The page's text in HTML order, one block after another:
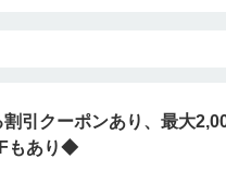
引クーポンあり、最大
もあり◆